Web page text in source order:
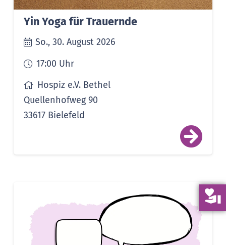
Yin Yoga für Trauernde
So., 30. August 2026
17:00 Uhr
Hospiz e.V. Bethel
Quellenhofweg 90
33617 Bielefeld
volunteer_activism